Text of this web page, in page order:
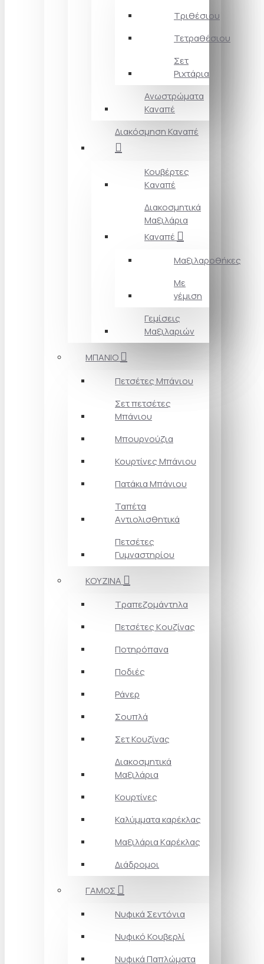
Τριθέσιου
Τετραθέσιου
Σετ
Ριχτάρια
Ανωστρώματα
Καναπέ
Διακόσμηση Καναπέ
Κουβέρτες
Kαναπέ
Διακοσμητικά
Mαξιλάρια
Καναπέ
Μαξιλαροθήκες
Με
γέμιση
Γεμίσεις
Μαξιλαριών
ΜΠΑΝΙΟ
Πετσέτες Mπάνιου
Σετ πετσέτες
Mπάνιου
Μπουρνούζια
Κουρτίνες Mπάνιου
Πατάκια Mπάνιου
Ταπέτα
Aντιολισθητικά
Πετσέτες
Γυμναστηρίου
ΚΟΥΖΙΝΑ
Τραπεζομάντηλα
Πετσέτες Kουζίνας
Ποτηρόπανα
Ποδιές
Ράνερ
Σουπλά
Σετ Κουζίνας
Διακοσμητικά
Μαξιλάρια
Κουρτίνες
Καλύμματα καρέκλας
Μαξιλάρια Kαρέκλας
Διάδρομοι
ΓΑΜΟΣ
Νυφικά Σεντόνια
Νυφικό Κουβερλί
Νυφικά Παπλώματα